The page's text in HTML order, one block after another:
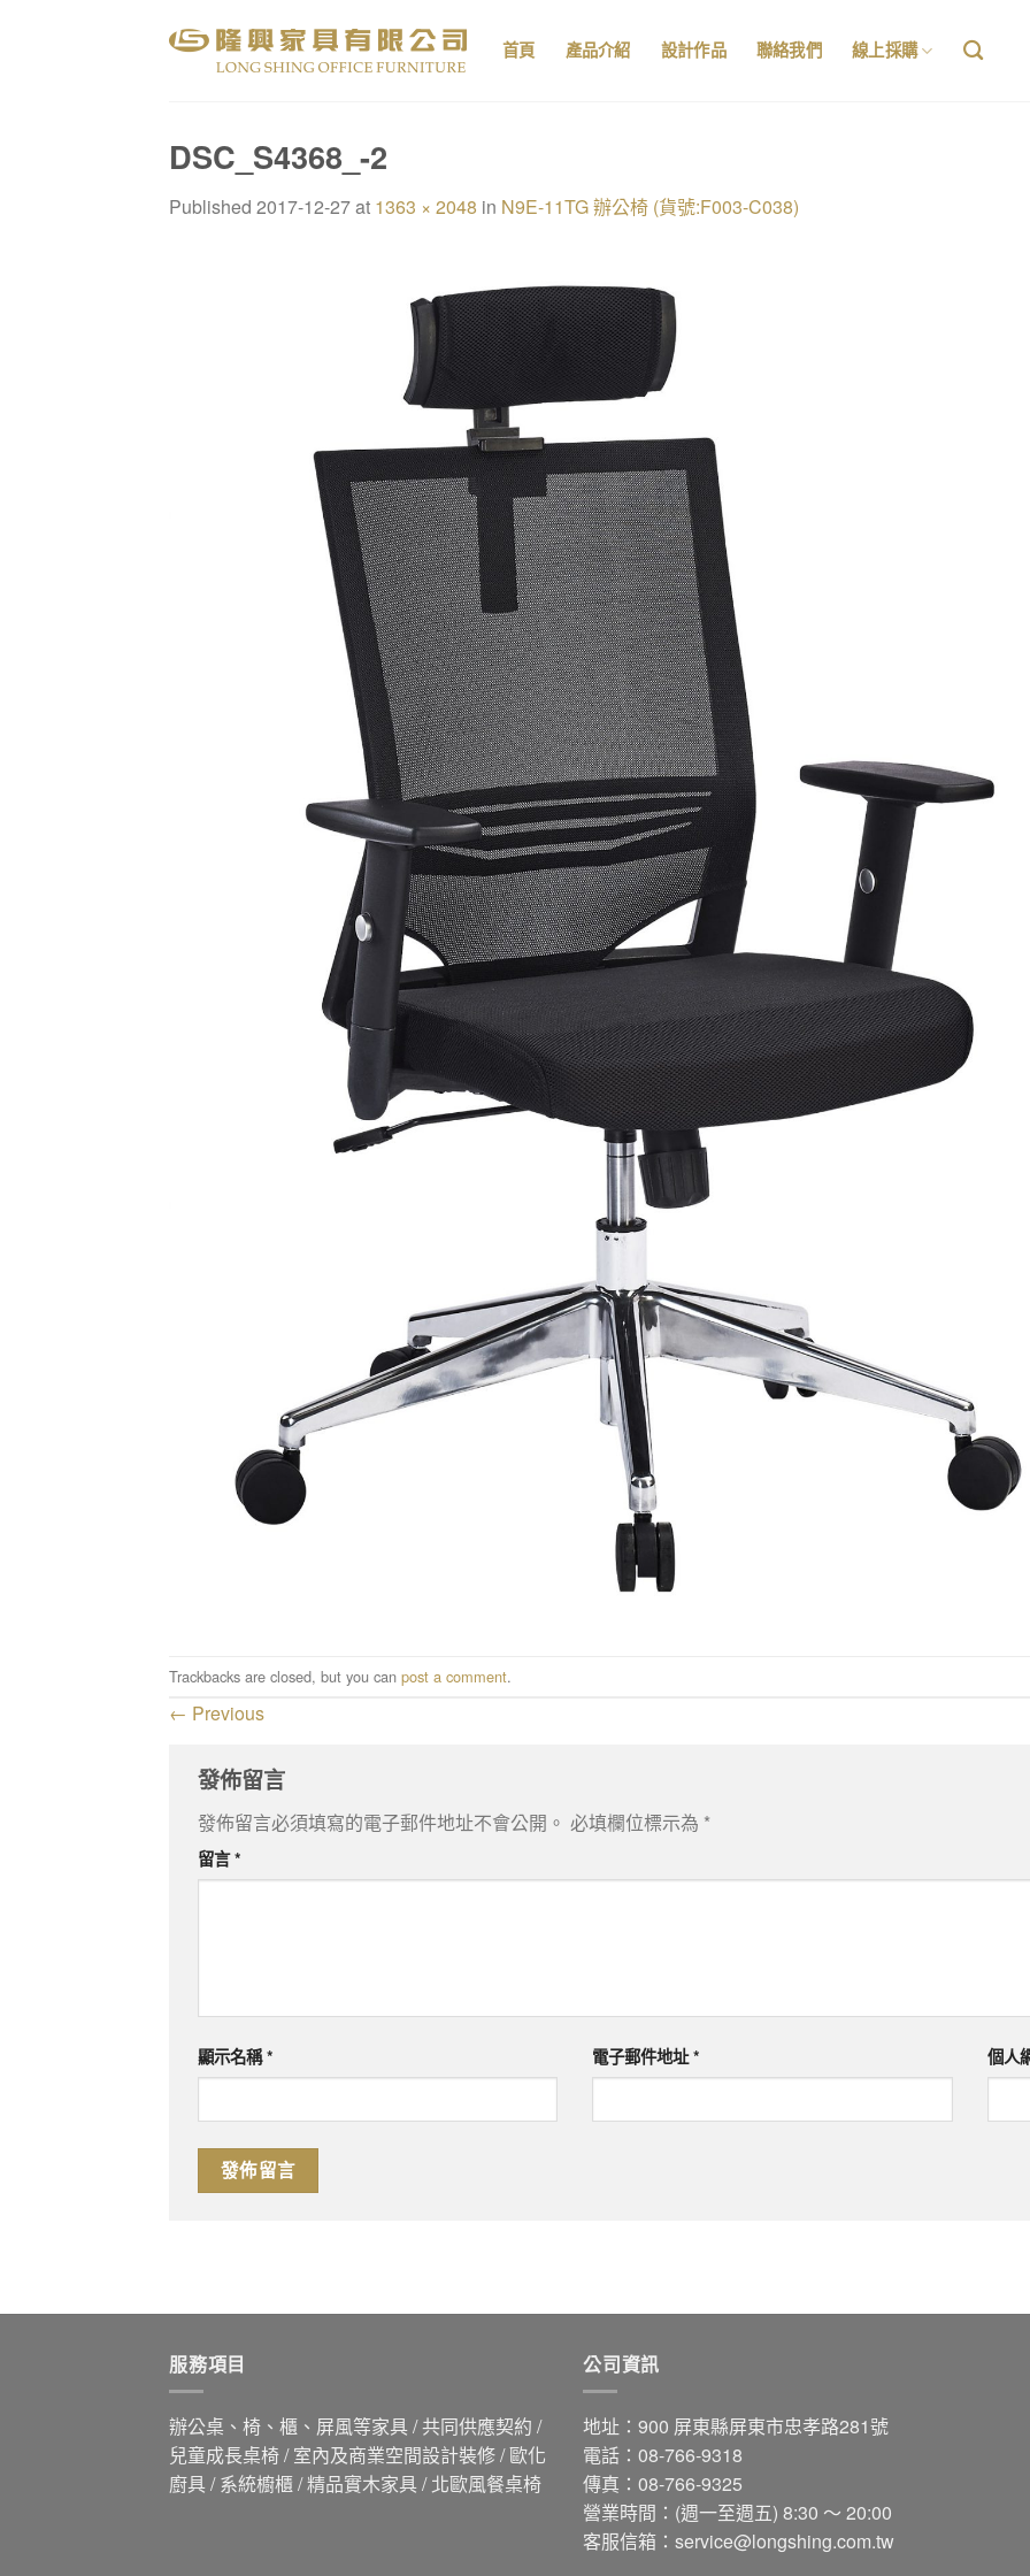
首頁 產品介紹 設計作品 聯絡我們 線上採購
DSC_S4368_-2
Published 2017-12-27at 1363 × 2048 in N9E-11TG 辦公椅 (貨號:F003-C038)
Trackbacks are closed, but you can post a comment.
← Previous
發佈留言
發佈留言必須填寫的電子郵件地址不會公開。 必填欄位標示為 *
留言*
顯示名稱* 電子郵件地址* 個人
服務項目
辦公桌、椅、櫃、屏風等家具 / 共同供應契約 /
兒童成長桌椅 / 室內及商業空間設計裝修 / 歐化
廚具 / 系統櫥櫃 / 精品實木家具 / 北歐風餐桌椅
公司資訊
地址：900 屏東縣屏東市忠孝路281號
電話：08-766-9318
傳真：08-766-9325
營業時間：(週一至週五) 8:30 ～ 20:00
客服信箱： service@longshing.com.tw